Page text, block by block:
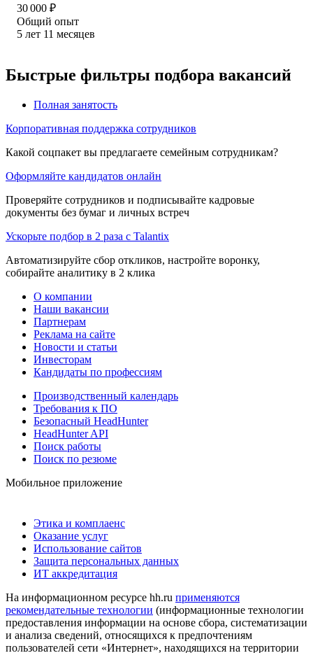
30 000 ₽
Общий опыт
5 лет 11 месяцев
Быстрые фильтры подбора вакансий
Полная занятость
Корпоративная поддержка сотрудников
Какой соцпакет вы предлагаете семейным сотрудникам?
Оформляйте кандидатов онлайн
Проверяйте сотрудников и подписывайте кадровые
документы без бумаг и личных встреч
Ускорьте подбор в 2 раза с Talantix
Автоматизируйте сбор откликов, настройте воронку,
собирайте аналитику в 2 клика
О компании
Наши вакансии
Партнерам
Реклама на сайте
Новости и статьи
Инвесторам
Кандидаты по профессиям
Производственный календарь
Требования к ПО
Безопасный HeadHunter
HeadHunter API
Поиск работы
Поиск по резюме
Мобильное приложение
Этика и комплаенс
Оказание услуг
Использование сайтов
Защита персональных данных
ИТ аккредитация
На информационном ресурсе hh.ru применяются
рекомендательные технологии (информационные технологии
предоставления информации на основе сбора, систематизации
и анализа сведений, относящихся к предпочтениям
пользователей сети «Интернет», находящихся на территории